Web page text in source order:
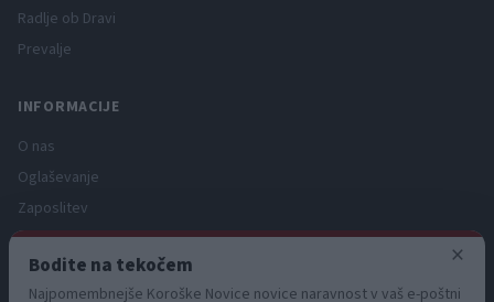
Radlje ob Dravi
Prevalje
INFORMACIJE
O nas
Oglaševanje
Zaposlitev
Pravno obvestilo
Zasebnost in piškotki
×
Bodite na tekočem
Najpomembnejše Koroške Novice novice naravnost v vaš e-poštni